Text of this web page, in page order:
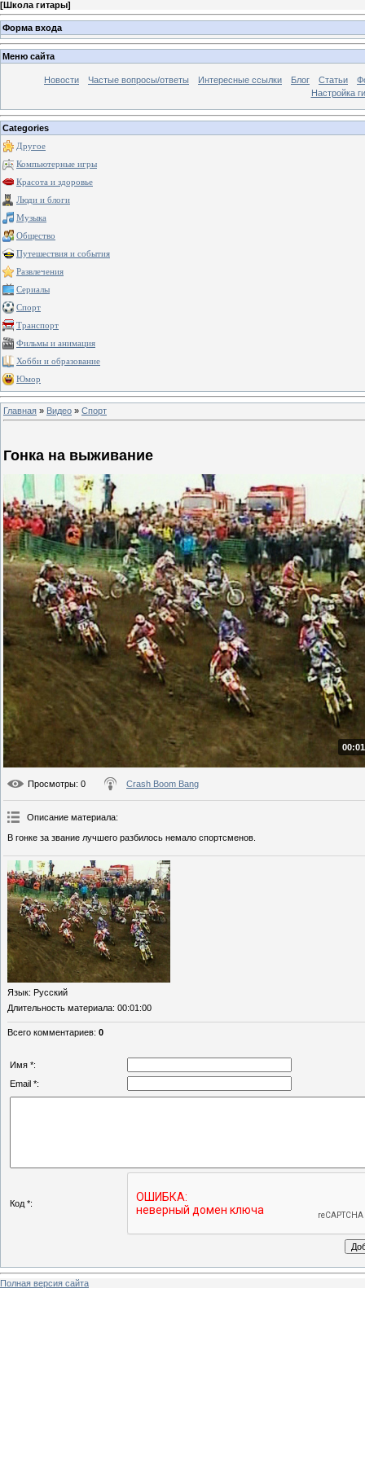
[Школа гитары]
Форма входа
Меню сайта
Новости Частые вопросы/ответы Интересные ссылки Блог Статьи
Настройка
Categories
Другое
Компьютерные игры
Красота и здоровье
Люди и блоги
Музыка
Общество
Путешествия и события
Развлечения
Сериалы
Спорт
Транспорт
Фильмы и анимация
Хобби и образование
Юмор
Главная » Видео » Спорт
Гонка на выживание
Просмотры: 0 Crash Boom Bang
Описание материала:
В гонке за звание лучшего разбилось немало спортсменов.
Язык: Русский
Длительность материала: 00:01:00
Всего комментариев: 0
Имя *:
Email *:
Код *:
Полная версия сайта